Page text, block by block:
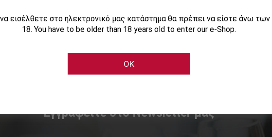
Εγγραφείτε στο Newsletter μας
να εισέλθετε στο ηλεκτρονικό μας κατάστημα θα πρέπει να είστε άνω των
18. You have to be older than 18 years old to enter our e-Shop.
OK